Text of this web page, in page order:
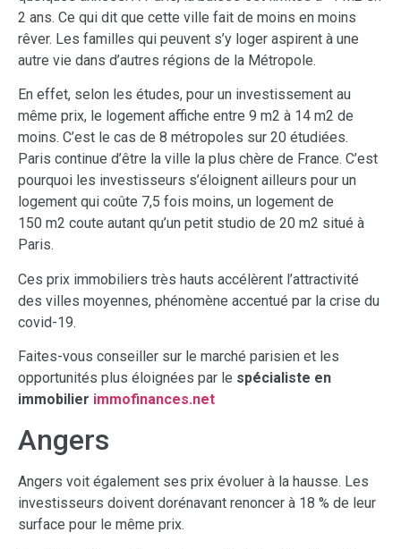
2 ans. Ce qui dit que cette ville fait de moins en moins
rêver. Les familles qui peuvent s’y loger aspirent à une
autre vie dans d’autres régions de la Métropole.
En effet, selon les études, pour un investissement au
même prix, le logement affiche entre 9 m2 à 14 m2 de
moins. C’est le cas de 8 métropoles sur 20 étudiées.
Paris continue d’être la ville la plus chère de France. C’est
pourquoi les investisseurs s’éloignent ailleurs pour un
logement qui coûte 7,5 fois moins, un logement de
150 m2 coute autant qu’un petit studio de 20 m2 situé à
Paris.
Ces prix immobiliers très hauts accélèrent l’attractivité
des villes moyennes, phénomène accentué par la crise du
covid-19.
Faites-vous conseiller sur le marché parisien et les
opportunités plus éloignées par le spécialiste en
immobilier immofinances.net
Angers
Angers voit également ses prix évoluer à la hausse. Les
investisseurs doivent dorénavant renoncer à 18 % de leur
surface pour le même prix.